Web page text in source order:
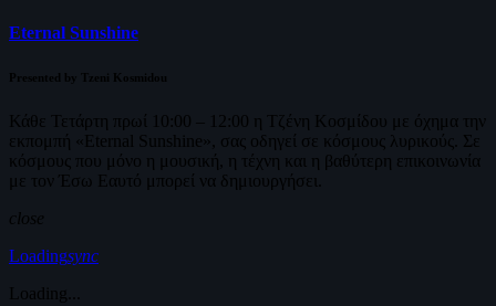
Eternal Sunshine
Presented by Tzeni Kosmidou
Κάθε Τετάρτη πρωί 10:00 – 12:00 η Τζένη Κοσμίδου με όχημα την
εκπομπή «Eternal Sunshine», σας οδηγεί σε κόσμους λυρικούς. Σε
κόσμους που μόνο η μουσική, η τέχνη και η βαθύτερη επικοινωνία
με τον Έσω Εαυτό μπορεί να δημιουργήσει.
close
Loadingsync
Loading...